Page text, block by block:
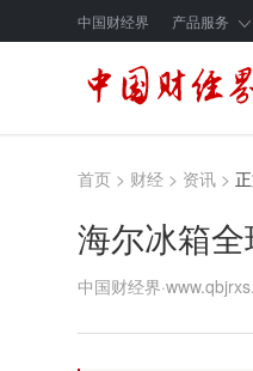
中国财经界 产品服务
首页 > 财经 > 资讯 >
海尔冰箱
中国财经界